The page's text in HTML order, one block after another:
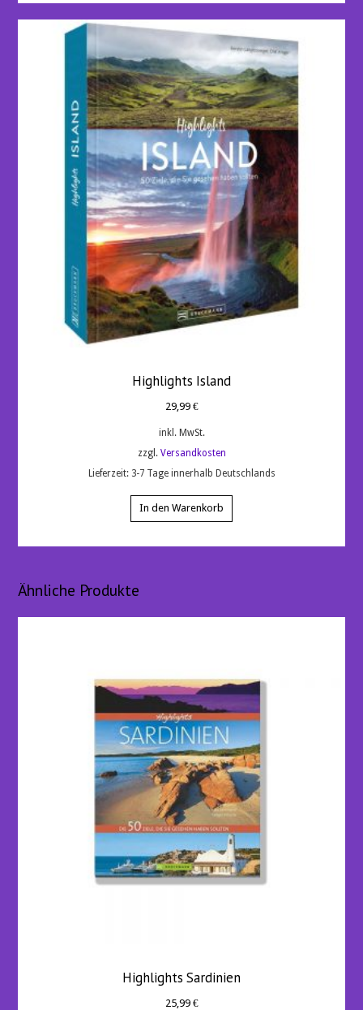
Highlights Island
29,99 €
inkl. MwSt.
zzgl. Versandkosten
Lieferzeit: 3-7 Tage innerhalb Deutschlands
In den Warenkorb
Ähnliche Produkte
Highlights Sardinien
25,99 €